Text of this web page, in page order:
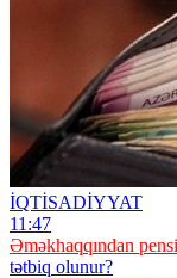
İQTİSADİYYAT
11:47
Əməkhaqqından
tətbiq olunur?